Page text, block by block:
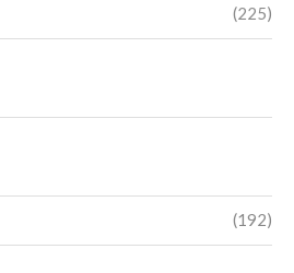
(225)
(192)